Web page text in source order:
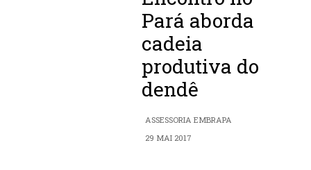
Pará aborda
cadeia
produtiva do
dendê
ASSESSORIA EMBRAPA
29 MAI 2017